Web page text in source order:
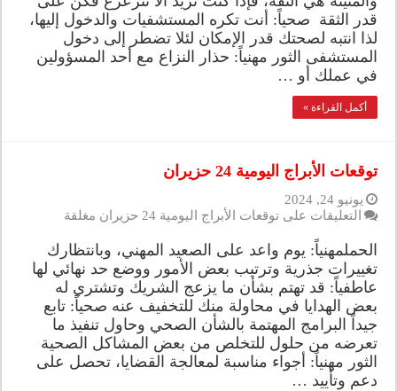
قدر الثقة صحياً: أنت تكره المستشفيات والدخول إليها،
لذا انتبه لصحتك قدر الإمكان لئلا تضطر إلى دخول
المستشفى الثور مهنياً: حذار النزاع مع أحد المسؤولين
في عملك أو …
أكمل القراءة »
توقعات الأبراج اليومية 24 حزيران
يونيو 24, 2024
التعليقات على توقعات الأبراج اليومية 24 حزيران مغلقة
الحملمهنياً: يوم واعد على الصعيد المهني، وبانتظارك
تغييرات جذرية وترتيب بعض الأمور ووضع حد نهائي لها
عاطفياً: قد تهتم بشأن ما يزعج الشريك وتشتري له
بعض الهدايا في محاولة منك للتخفيف عنه صحياً: تابع
جيداً البرامج المهتمة بالشأن الصحي وحاول تنفيذ ما
تعرضه من حلول للتخلص من بعض المشاكل الصحية
الثور مهنياً: أجواء مناسبة لمعالجة القضايا، تحصل على
دعم وتأييد …